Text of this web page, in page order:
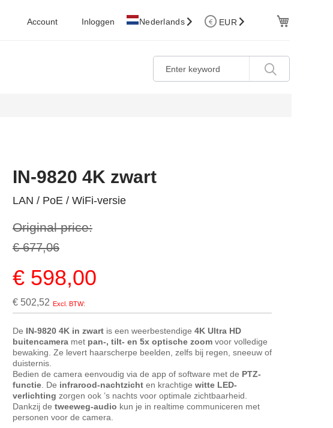
Account Inloggen Nederlands EUR
IN-9820 4K zwart
LAN / PoE / WiFi-versie
Original price:
€ 677,06
Special
€ 598,00
€ 502,52
De IN-9820 4K in zwart is een weerbestendige 4K Ultra HD
buitencamera met pan-, tilt- en 5x optische zoom voor volledige
bewaking. Ze levert haarscherpe beelden, zelfs bij regen, sneeuw of
duisternis.
Bedien de camera eenvoudig via de app of software met de PTZ-
functie . De infrarood-nachtzicht en krachtige witte LED-
verlichting zorgen ook ’s nachts voor optimale zichtbaarheid.
Dankzij de tweeweg-audio kun je in realtime communiceren met
personen voor de camera.